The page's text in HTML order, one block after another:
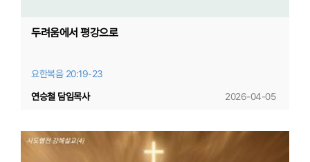
두려움에서 평강으로
요한복음 20:19-23
2026-04-05
연승철 담임목사